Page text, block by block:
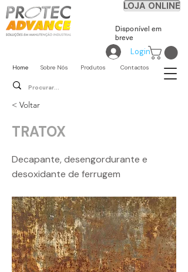
LOJA ONLINE
Login
Disponível em
breve
Home Sobre Nós Produtos Contactos
< Voltar
TRATOX
Decapante, desengordurante e
desoxidante de ferrugem